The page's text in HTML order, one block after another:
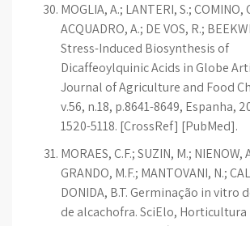
MOGLIA, A.; LANTERI, S.; COMINO,
ACQUADRO, A.; DE VOS, R.;
Stress-Induced Biosynthesis of
Dicaffeoylquinic Acids in Globe
Journal of Agriculture and Food
v.56, n.18, p.8641-8649, Espanha,
1520-5118. [CrossRef] [PubMed].
MORAES, C.F.; SUZIN, M.; NIENOW,
GRANDO, M.F.; MANTOVANI, N.;
DONIDA, B.T. Germinação in vitro
de alcachofra. SciElo,